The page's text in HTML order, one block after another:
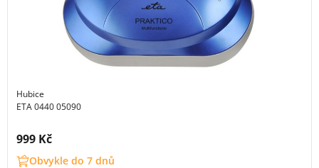
Hubice
ETA 0440 05090
Cena s DPH:
999 Kč
Obvykle do 7 dnů